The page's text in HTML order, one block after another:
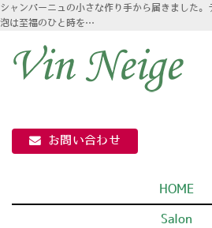
シャンパーニュの小さな作り手から届きました
泡は至福のひと時を…
お問い合わせ
HOME
Salon